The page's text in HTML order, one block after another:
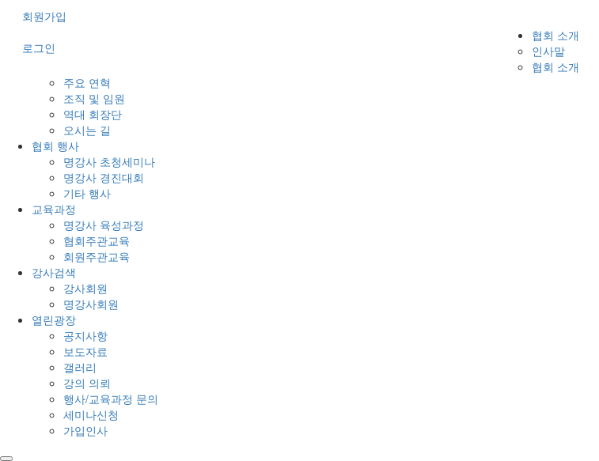
회원가입
로그인
협회 소개
인사말
협회 소개
주요 연혁
조직 및 임원
역대 회장단
오시는 길
협회 행사
명강사 초청세미나
명강사 경진대회
기타 행사
교육과정
명강사 육성과정
협회주관교육
회원주관교육
강사검색
강사회원
명강사회원
열린광장
공지사항
보도자료
갤러리
강의 의뢰
행사/교육과정 문의
세미나신청
가입인사